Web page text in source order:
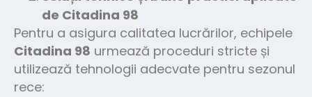
de Citadina 98
Pentru a asigura calitatea lucrărilor, echipele
Citadina 98 urmează proceduri stricte și
utilizează tehnologii adecvate pentru sezonul
rece: